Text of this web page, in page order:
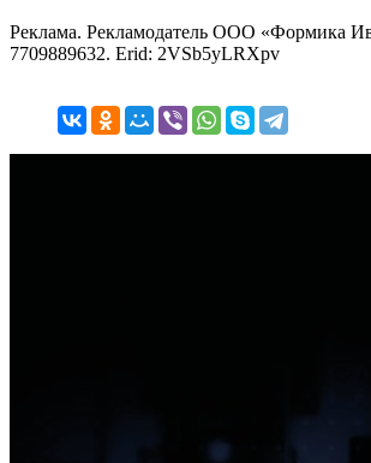
Реклама. Рекламодатель ООО «Формика
7709889632. Erid: 2VSb5yLRXpv